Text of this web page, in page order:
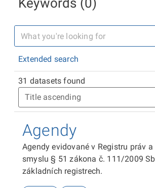
Keywords (0)
Extended search
31 datasets found
Agendy
Agendy evidované v Registru práv
smyslu § 51 zákona č. 111/2009
základních registrech.